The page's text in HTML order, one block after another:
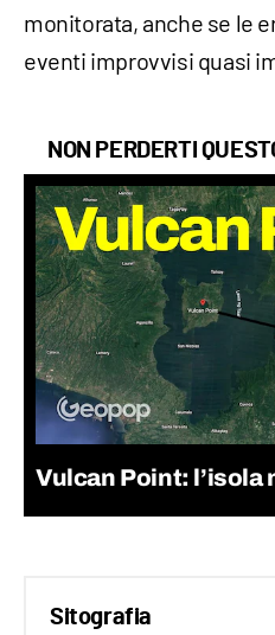
monitorata, anche se le
eventi improvvisi quasi
NON PERDERTI
Vulcan Point: l’isola
Sitografia